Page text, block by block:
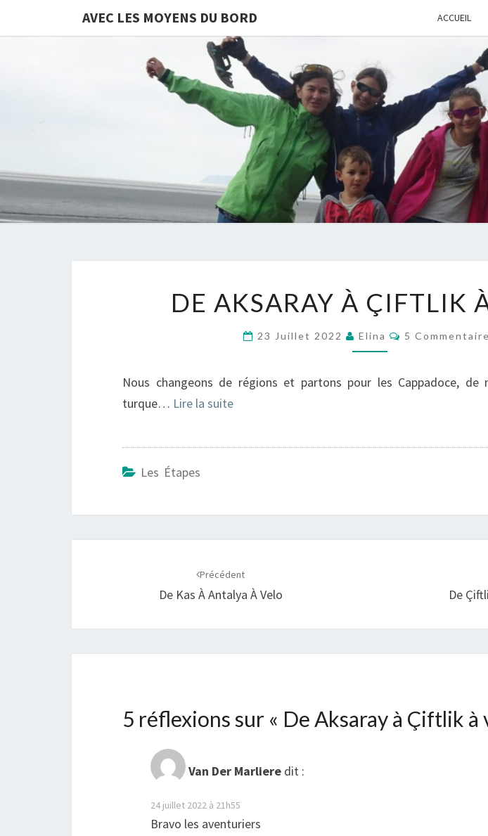
AVEC LES MOYENS DU BORD ACCUEIL
AKSARAY
VÉLO
DE AKSARAY À ÇIFTLIK
23 Juillet 2022 Elina Commentaires
5
Nous changeons de régions et partons pour les Cappadoce, de
turque… Lire la suite
Les Étapes
Précédent
De Kas À Antalya À Velo De
5 réflexions sur « De Aksaray à Çiftlik à
Van Der Marliere dit :
24 juillet 2022 à 21h55
Bravo les aventuriers